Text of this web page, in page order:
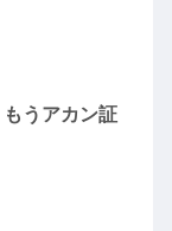
うアカン証